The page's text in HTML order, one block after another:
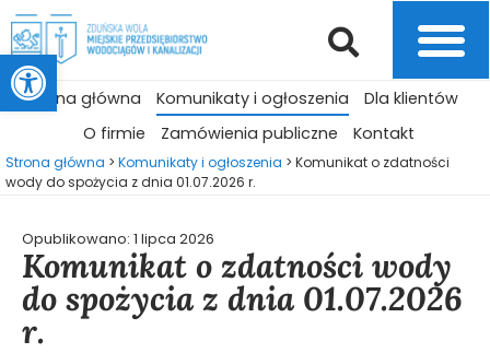
Otwórz pasek narzędzi
Strona główna Komunikaty i ogłoszenia
Dla klientów
O firmie
Zamówienia publiczne Kontakt
Strona główna > Komunikaty i ogłoszenia > Komunikat o zdatności
wody do spożycia z dnia 01.07.2026 r.
Opublikowano: 1 lipca 2026
Komunikat o zdatności wody
do spożycia z dnia 01.07.2026
r.